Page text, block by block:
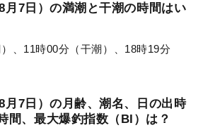
月7日）の満潮と干潮の時間はい
、11時00分（干潮）、18時19分
月7日）の月齢、潮名、日の出時
間、最大爆釣指数（BI）は？